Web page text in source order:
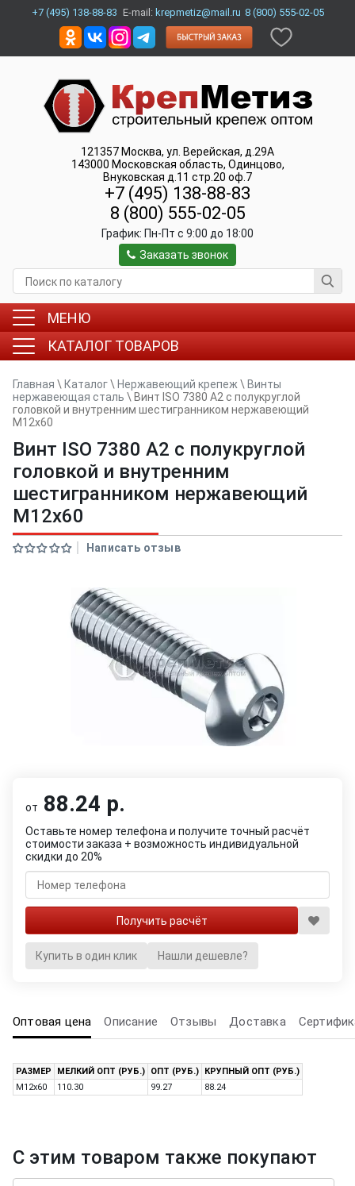
+7 (495) 138-88-83 E-mail: krepmetiz@mail.ru 8 (800) 555-02-05
121357 Москва, ул. Верейская, д.29А
143000 Московская область, Одинцово,
Внуковская д.11 стр.20 оф.7
+7 (495) 138-88-83
8 (800) 555-02-05
График: Пн-Пт c 9:00 до 18:00
Заказать звонок
МЕНЮ
КАТАЛОГ ТОВАРОВ
Главная \ Каталог\ Нержавеющий крепеж \ Винты
нержавеющая сталь \ Винт ISO 7380 A2 с полукруглой
головкой и внутренним шестигранником нержавеющий
M12x60
Винт ISO 7380 A2 с полукруглой
головкой и внутренним
шестигранником нержавеющий
M12x60
Написать отзыв
от 88.24 р.
Оставьте номер телефона и получите точный расчёт
стоимости заказа + возможность индивидуальной
скидки до 20%
Купить в один клик Нашли дешевле?
Оптовая цена Описание Отзывы Доставка
РАЗМЕР МЕЛКИЙ ОПТ (РУБ.) ОПТ (РУБ.)
КРУПНЫЙ ОПТ (РУБ.)
M12x60
110.30 99.27 88.24
С этим товаром также покупают